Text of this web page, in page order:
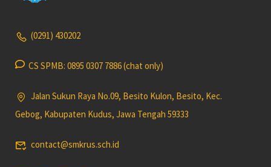
(0291) 430202
CS SPMB: 0895 0307 7886 (chat only)
Jalan Sukun Raya No.09, Besito Kulon, Besito, Kec.
Gebog, Kabupaten Kudus, Jawa Tengah 59333
contact@smkrus.sch.id